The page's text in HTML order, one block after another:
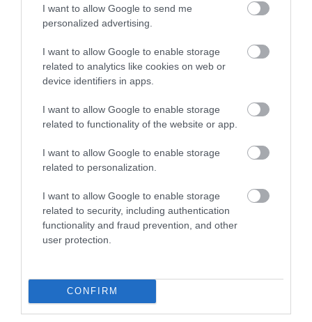
I want to allow Google to send me
personalized advertising.
I want to allow Google to enable storage
related to analytics like cookies on web or
device identifiers in apps.
I want to allow Google to enable storage
related to functionality of the website or app.
I want to allow Google to enable storage
related to personalization.
I want to allow Google to enable storage
related to security, including authentication
functionality and fraud prevention, and other
user protection.
CONFIRM
Kávézó
Lounge
Éjszakai Klub
Bár Kávézó
Cukrászda Kávézó
Kocsma
Kávézó Bár